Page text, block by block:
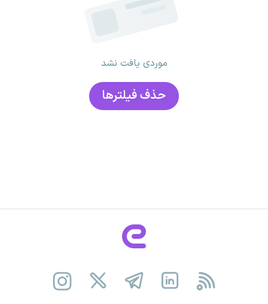
موردی یافت نشد
حذف فیلتر‌ها